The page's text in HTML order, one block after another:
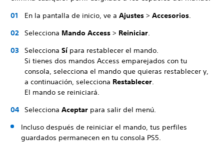
En la pantalla de inicio, ve a Ajustes > Accesorios.
Selecciona Mando Access > Reiniciar.
Selecciona Sípara restablecer el mando.
Si tienes dos mandos Access emparejados con tu
consola, selecciona el mando que quieras restablecer y,
a continuación, selecciona Restablecer.
El mando se reiniciará.
Selecciona Aceptar para salir del menú.
Incluso después de reiniciar el mando, tus perfiles
guardados permanecen en tu consola PS5.